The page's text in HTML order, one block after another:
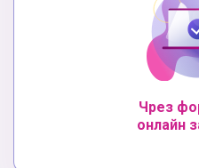
Чрез
онлайн